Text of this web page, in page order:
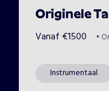
Originele
Vanaf €1500 •
Instrumentaal